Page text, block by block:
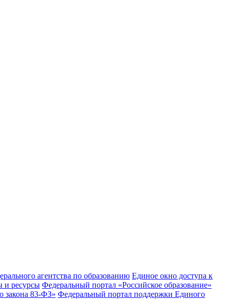
агентства по образованию Единое окно доступа к
и ресурсы Федеральный портал «Российское образование»
закона 83-ФЗ» Федеральный портал поддержки Единого